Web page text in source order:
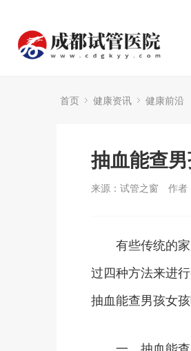
首页 健康资讯 健康前沿
抽血能查
来源：试管之窗 作者
有些传统的家
过四种方法来进
抽血能查男孩女